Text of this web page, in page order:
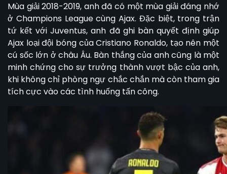
Mùa giải 2018-2019, anh đã có một mùa giải đáng nhớ
ở Champions League cùng Ajax. Đặc biệt, trong trận
tứ kết với Juventus, anh đã ghi bàn quyết định giúp
Ajax loại đội bóng của Cristiano Ronaldo, tạo nên một
cú sốc lớn ở châu Âu. Bàn thắng của anh cũng là một
minh chứng cho sự trưởng thành vượt bậc của anh,
khi không chỉ phòng ngự chắc chắn mà còn tham gia
tích cực vào các tình huống tấn công.